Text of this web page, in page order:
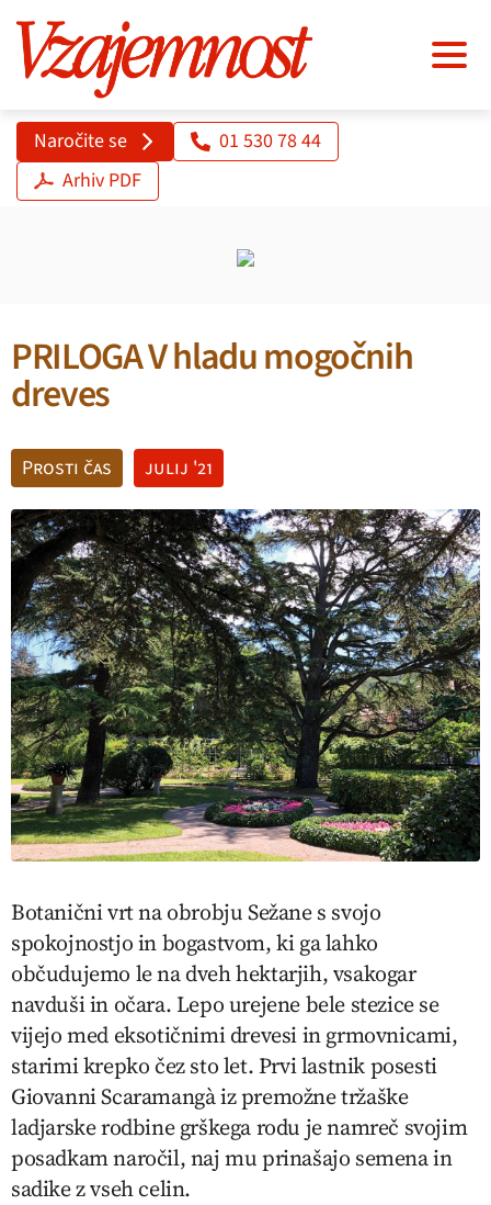
Naročite se
01 530 78 44
Arhiv PDF
PRILOGA V hladu mogočnih
dreves
Prosti čas julij '21
Botanični vrt na obrobju Sežane s svojo
spokojnostjo in bogastvom, ki ga lahko
občudujemo le na dveh hektarjih, vsakogar
navduši in očara. Lepo urejene bele stezice se
vijejo med eksotičnimi drevesi in grmovnicami,
starimi krepko čez sto let. Prvi lastnik posesti
Giovanni Scaramangà iz premožne tržaške
ladjarske rodbine grškega rodu je namreč svojim
posadkam naročil, naj mu prinašajo semena in
sadike z vseh celin.